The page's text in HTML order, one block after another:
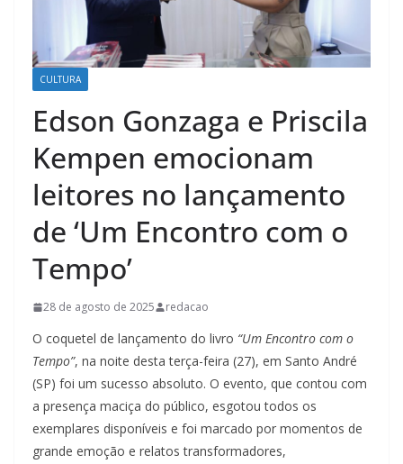
CULTURA
Edson Gonzaga e Priscila
Kempen emocionam
leitores no lançamento
de ‘Um Encontro com o
Tempo’
28 de agosto de 2025 redacao
O coquetel de lançamento do livro “Um Encontro com o
Tempo”, na noite desta terça-feira (27), em Santo André
(SP) foi um sucesso absoluto. O evento, que contou com
a presença maciça do público, esgotou todos os
exemplares disponíveis e foi marcado por momentos de
grande emoção e relatos transformadores,